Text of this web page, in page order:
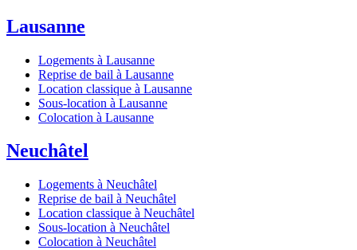
Lausanne
Logements à Lausanne
Reprise de bail à Lausanne
Location classique à Lausanne
Sous-location à Lausanne
Colocation à Lausanne
Neuchâtel
Logements à Neuchâtel
Reprise de bail à Neuchâtel
Location classique à Neuchâtel
Sous-location à Neuchâtel
Colocation à Neuchâtel